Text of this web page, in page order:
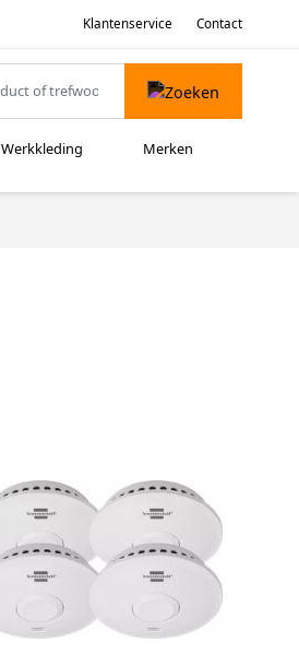
Klantenservice Contact
Werkkleding Merken